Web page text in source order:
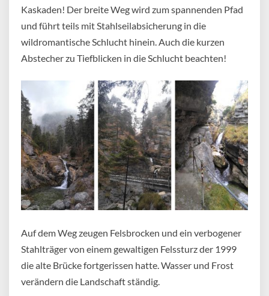
Kaskaden! Der breite Weg wird zum spannenden Pfad
und führt teils mit Stahlseilabsicherung in die
wildromantische Schlucht hinein. Auch die kurzen
Abstecher zu Tiefblicken in die Schlucht beachten!
Auf dem Weg zeugen Felsbrocken und ein verbogener
Stahlträger von einem gewaltigen Felssturz der 1999
die alte Brücke fortgerissen hatte. Wasser und Frost
verändern die Landschaft ständig.